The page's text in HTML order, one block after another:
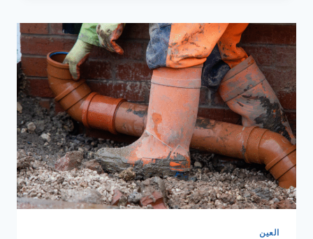
الخيمة
|0567414083|
سباك
ممتاز
العين